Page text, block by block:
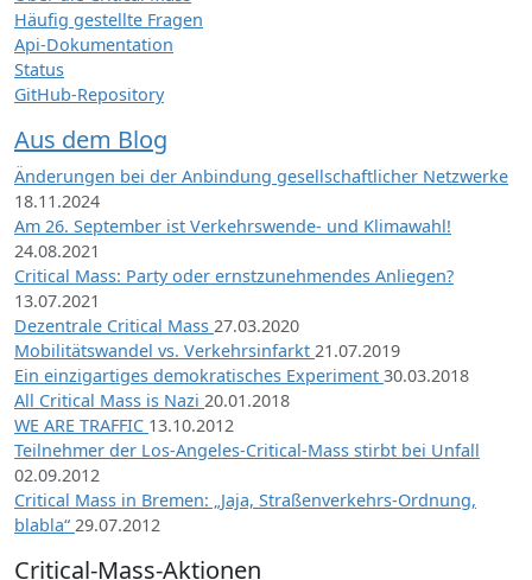
Häufig gestellte Fragen
Api-Dokumentation
Status
GitHub-Repository
Aus dem Blog
Änderungen bei der Anbindung gesellschaftlicher Netzwerke
18.11.2024
Am 26. September ist Verkehrswende- und Klimawahl!
24.08.2021
Critical Mass: Party oder ernstzunehmendes Anliegen?
13.07.2021
Dezentrale Critical Mass 27.03.2020
Mobilitätswandel vs. Verkehrsinfarkt 21.07.2019
Ein einzigartiges demokratisches Experiment 30.03.2018
All Critical Mass is Nazi 20.01.2018
WE ARE TRAFFIC 13.10.2012
Teilnehmer der Los-Angeles-Critical-Mass stirbt bei Unfall
02.09.2012
Critical Mass in Bremen: „Jaja, Straßenverkehrs-Ordnung,
blabla“ 29.07.2012
Critical-Mass-Aktionen